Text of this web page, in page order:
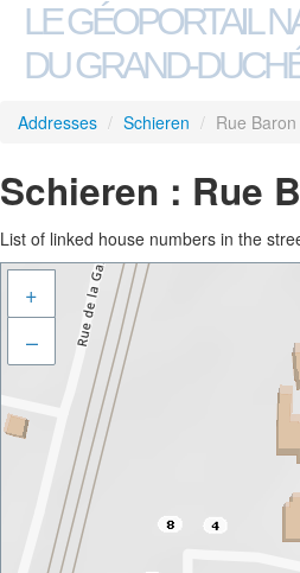
LE GÉOPORTAIL
DU GRAND-
Addresses / Schieren / Rue
Schieren : Rue
List of linked house numbers in the
+
–